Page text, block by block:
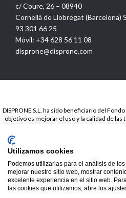
c/ Coure, 26 – 08940
Cornellà de Llobregat (Barcelona)
93 301 66 25
Móvil: +34 628 56 11 08
disprone@disprone.com
DISPRONE S.L. ha sido beneficiario del
objetivo es mejorar el uso y la calidad de
página propia.. Esta acción ha tenido lugar
ello ha contado con el apoyo del programa
Utilizamos cookies
Podemos utilizarlas para el análisis de
mejorar nuestro sitio web, mostrar
excelente experiencia en el sitio web.
las cookies que utilizamos, abre los